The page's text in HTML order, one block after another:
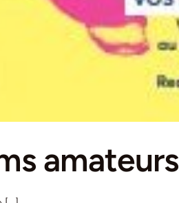
amateurs